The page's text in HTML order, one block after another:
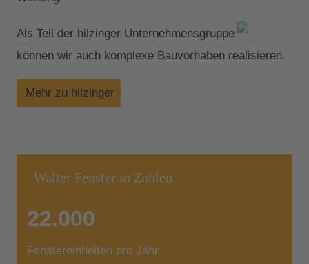
Als Teil der hilzinger Unternehmensgruppe
können wir auch komplexe Bauvorhaben realisieren.
Mehr zu hilzinger
Walter Fenster in Zahlen
22.000
Fenstereinheiten pro Jahr